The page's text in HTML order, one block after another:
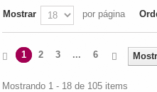
Mostrar por página
1 2 3 ... 6
Mostrando 1 - 18 de 105 items